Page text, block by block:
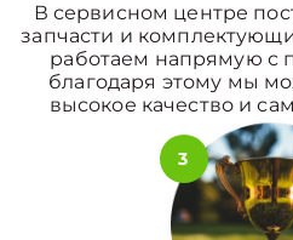
В сервисном центре
запчасти и
работаем напрямую с
благодаря этому мы
высокое качество и
3